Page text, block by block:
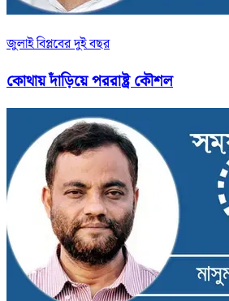
জুলাই বিপ্লবের দুই বছর
কোথায় দাঁড়িয়ে পররাষ্ট্র কৌশল